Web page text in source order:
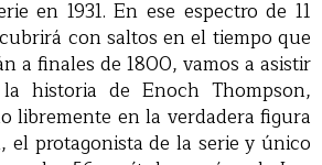
en 1931. En ese espectro de 11
con saltos en el tiempo que
a finales de 1800, vamos a asistir
historia de Enoch Thompson,
libremente en la verdadera figura
el protagonista de la serie y único